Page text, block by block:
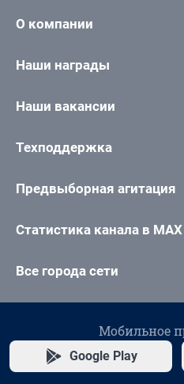
О компании
Наши награды
Наши вакансии
Техподдержка
Предвыборная агитация
Статистика канала в MAX
Все города сети
Мобильное
Google Play